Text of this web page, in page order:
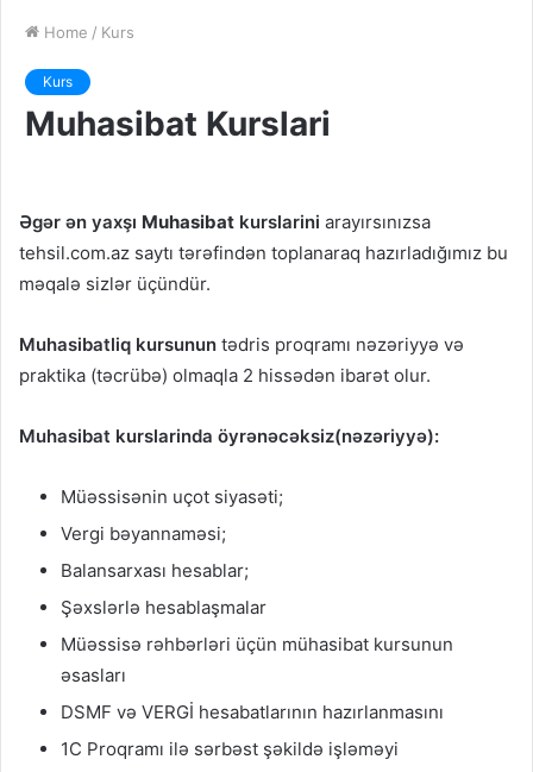
Home / Kurs
Kurs
Muhasibat Kurslari
Əgər ən yaxşı Muhasibat kurslarini arayırsınızsa
tehsil.com.az saytı tərəfindən toplanaraq hazırladığımız bu
məqalə sizlər üçündür.
Muhasibatliq kursunun tədris proqramı nəzəriyyə və
praktika (təcrübə) olmaqla 2 hissədən ibarət olur.
Muhasibat kurslarinda öyrənəcəksiz(nəzəriyyə):
Müəssisənin uçot siyasəti;
Vergi bəyannaməsi;
Balansarxası hesablar;
Şəxslərlə hesablaşmalar
Müəssisə rəhbərləri üçün mühasibat kursunun
əsasları
DSMF və VERGİ hesabatlarının hazırlanmasını
1C Proqramı ilə sərbəst şəkildə işləməyi